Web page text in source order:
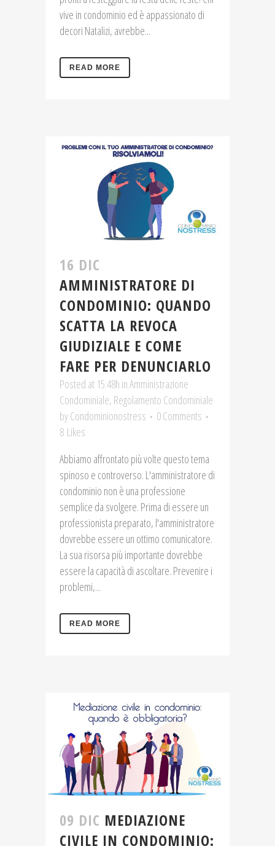
vive in condominio ed è appassionato di
decori Natalizi, avrebbe...
READ MORE
16 DIC
AMMINISTRATORE DI
CONDOMINIO: QUANDO
SCATTA LA REVOCA
GIUDIZIALE E COME
FARE PER DENUNCIARLO
Posted at 15:48h inAmministrazione
Condominiale, Regolamento Condominiale
byCondominionostress
0 Comments
8 Likes
Abbiamo affrontato più volte questo tema
spinoso e controverso. L'amministratore di
condominio non è una professione
semplice da svolgere. Prima di essere un
professionista preparato, l'amministratore
dovrebbe essere un ottimo comunicatore.
La sua risorsa più importante dovrebbe
essere la capacità di ascoltare. Prevenire i
problemi,...
READ MORE
09 DIC MEDIAZIONE
CIVILE IN CONDOMINIO: